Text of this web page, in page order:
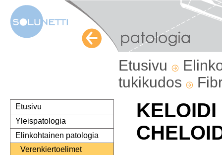
Etusivu
tukikudos
Etusivu
Yleispatologia
Elinkohtainen patologia
Verenkiertoelimet
KELOIDI